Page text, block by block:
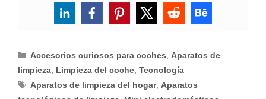
Categorías
Accesorios curiosos para coches
Aparatos de
limpieza Limpieza del coche Tecnología
Etiquetas
Aparatos de limpieza del hogar, Aparatos